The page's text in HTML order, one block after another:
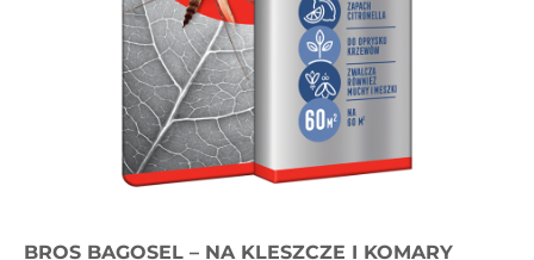
BROS BAGOSEL – NA KLESZCZE I KOMARY